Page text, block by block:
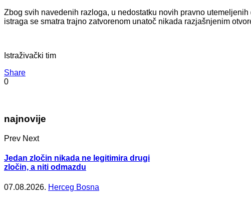
Zbog svih navedenih razloga, u nedostatku novih pravno
istraga se smatra trajno zatvorenom unatoč nikada razjašnjenim
Istraživački tim
Share
0
najnovije
Prev Next
Jedan zločin nikada ne legitimira drugi
zločin, a niti odmazdu
07.08.2026. Herceg Bosna